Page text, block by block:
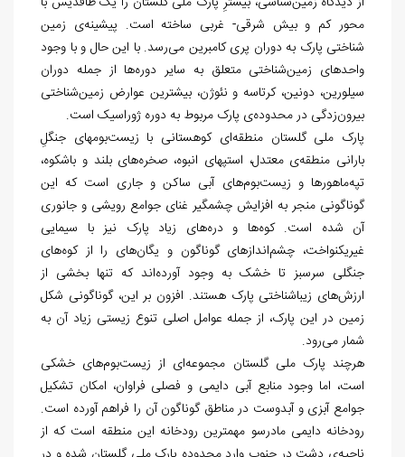
محور کم و بیش شرقی- غربی ساخته است. پیشینه‏‌ی زمین
شناختی پارک به دوران پری کامبرین می‏‌رسد. با این حال و با وجود
واحدهای زمین‏‌شناختی متعلق به سایر دوره‌‏ها از جمله دوران
سیلورین، دونین، کرتاسه و نئوژن، بیشترین عوارض زمین‏‌شناختی
بیرون‏‌زدگی در محدوده‌‏ی پارک مربوط به دوره ژوراسیک است.
پارک ملی گلستان منطقه‌‏ای کوهستانی با زیستبوم‏های جنگلِ
بارانی منطقه‏‌ی معتدل، استپ‏های انبوه، صخره‏‌های بلند و باشکوه،
تپه‏‌ماهورها و زیستبوم‏‌های آبی ساکن و جاری است که این
گوناگونی منجر به افزایش چشمگیر غنای جوامع رویشی و جانوری
آن شده است. کوه‌‏ها و دره‏‌های زیاد پارک نیز با سیمایی
غیریکنواخت، چشم‌‏اندازهای گوناگون و یگان‌ه‏ای را از کوه‌‏های
جنگلی سرسبز تا خشک به وجود آورده‌‏اند که تنها بخشی از
ارزش‏‌های زیباشناختی پارک هستند. افزون بر این، گوناگونی شکل
زمین در این پارک، از جمله عوامل اصلی تنوع زیستی زیاد آن به
شمار می‏‌رود.
هرچند پارک ملی گلستان مجموعه‌‏ای از زیستبوم‏‌های خشکی
است، اما وجود منابع آبی دایمی و فصلی فراوان، امکان تشکیل
جوامع آبزی و آبدوست در مناطق گوناگون آن را فراهم آورده است.
رودخانه دایمی مادرسو مهم‏ترین رودخانه این منطقه است که از